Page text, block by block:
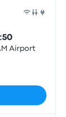
Airport